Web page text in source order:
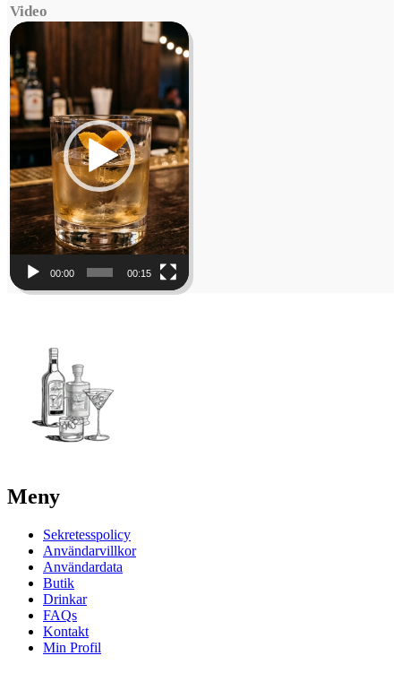
Video
Video
Player
00:00 00:15
Meny
Sekretesspolicy
Användarvillkor
Användardata
Butik
Drinkar
FAQs
Kontakt
Min Profil